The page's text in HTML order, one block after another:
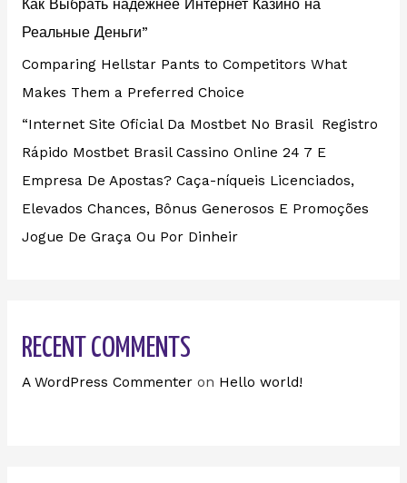
Как Выбрать надежнее Интернет Казино на
Реальные Деньги”
Comparing Hellstar Pants to Competitors What
Makes Them a Preferred Choice
“Internet Site Oficial Da Mostbet No Brasil ️ Registro
Rápido Mostbet Brasil Cassino Online 24 7 E
Empresa De Apostas? Caça-níqueis Licenciados,
Elevados Chances, Bônus Generosos E Promoções ️
Jogue De Graça Ou Por Dinheir
RECENT COMMENTS
A WordPress Commenteron Hello world!